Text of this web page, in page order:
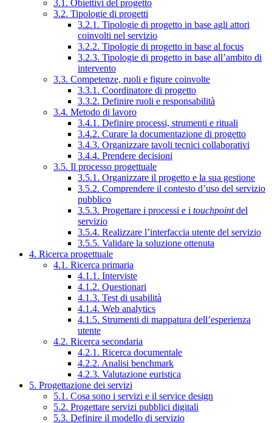
3.1. Obiettivi del progetto
3.2. Tipologie di progetti
3.2.1. Tipologie di progetto in base agli attori
coinvolti nel servizio
3.2.2. Tipologie di progetto in base al focus
3.2.3. Tipologie di progetto in base all’ambito di
intervento
3.3. Competenze, ruoli e figure coinvolte
3.3.1. Coordinatore di progetto
3.3.2. Definire ruoli e responsabilità
3.4. Metodo di lavoro
3.4.1. Definire processi, strumenti e rituali
3.4.2. Curare la documentazione di progetto
3.4.3. Organizzare tavoli tecnici collaborativi
3.4.4. Prendere decisioni
3.5. Il processo progettuale
3.5.1. Organizzare il progetto e la sua gestione
3.5.2. Comprendere il contesto d’uso del servizio
pubblico
3.5.3. Progettare i processi e i touchpointdel
servizio
3.5.4. Realizzare l’interfaccia utente del servizio
3.5.5. Validare la soluzione ottenuta
4. Ricerca progettuale
4.1. Ricerca primaria
4.1.1. Interviste
4.1.2. Questionari
4.1.3. Test di usabilità
4.1.4. Web analytics
4.1.5. Strumenti di mappatura dell’esperienza
utente
4.2. Ricerca secondaria
4.2.1. Ricerca documentale
4.2.2. Analisi benchmark
4.2.3. Valutazione euristica
5. Progettazione dei servizi
5.1. Cosa sono i servizi e il service design
5.2. Progettare servizi pubblici digitali
5.3. Definire il modello di servizio